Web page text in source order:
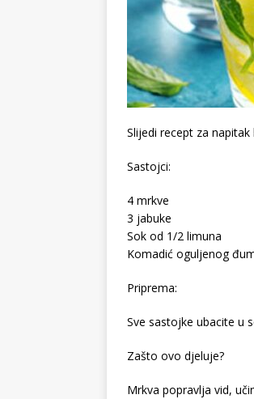
Slijedi recept za
Sastojci:
4 mrkve
3 jabuke
Sok od 1/2 limuna
Komadić oguljenog
Priprema:
Sve sastojke ubacite u
Zašto ovo djeluje?
Mrkva popravlja vid,